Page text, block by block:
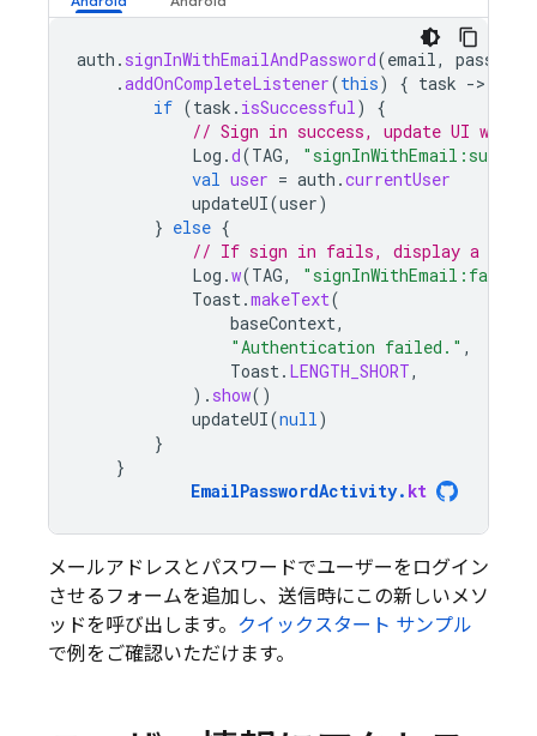
auth . signInWithEmailAndPassword(email, password
.addOnCompleteListener(this) { task -
if (task . isSuccessful)
{
// Sign in success, update UI with
Log .d(TAG,
val user = auth .currentUser
updateUI(user)
} else {
// If sign in fails, display a
Log .w(TAG,
Toast.makeText(
baseContext,
"Authentication failed." ,
Toast. LENGTH_SHORT,
). show()
updateUI(null)
}
}
EmailPasswordActivity. kt
メールアドレスとパスワードでユーザーをログイン
させるフォームを追加し、送信時にこの新しいメソ
ッドを呼び出します。 クイックスタート サンプル
で例をご確認いただけます。